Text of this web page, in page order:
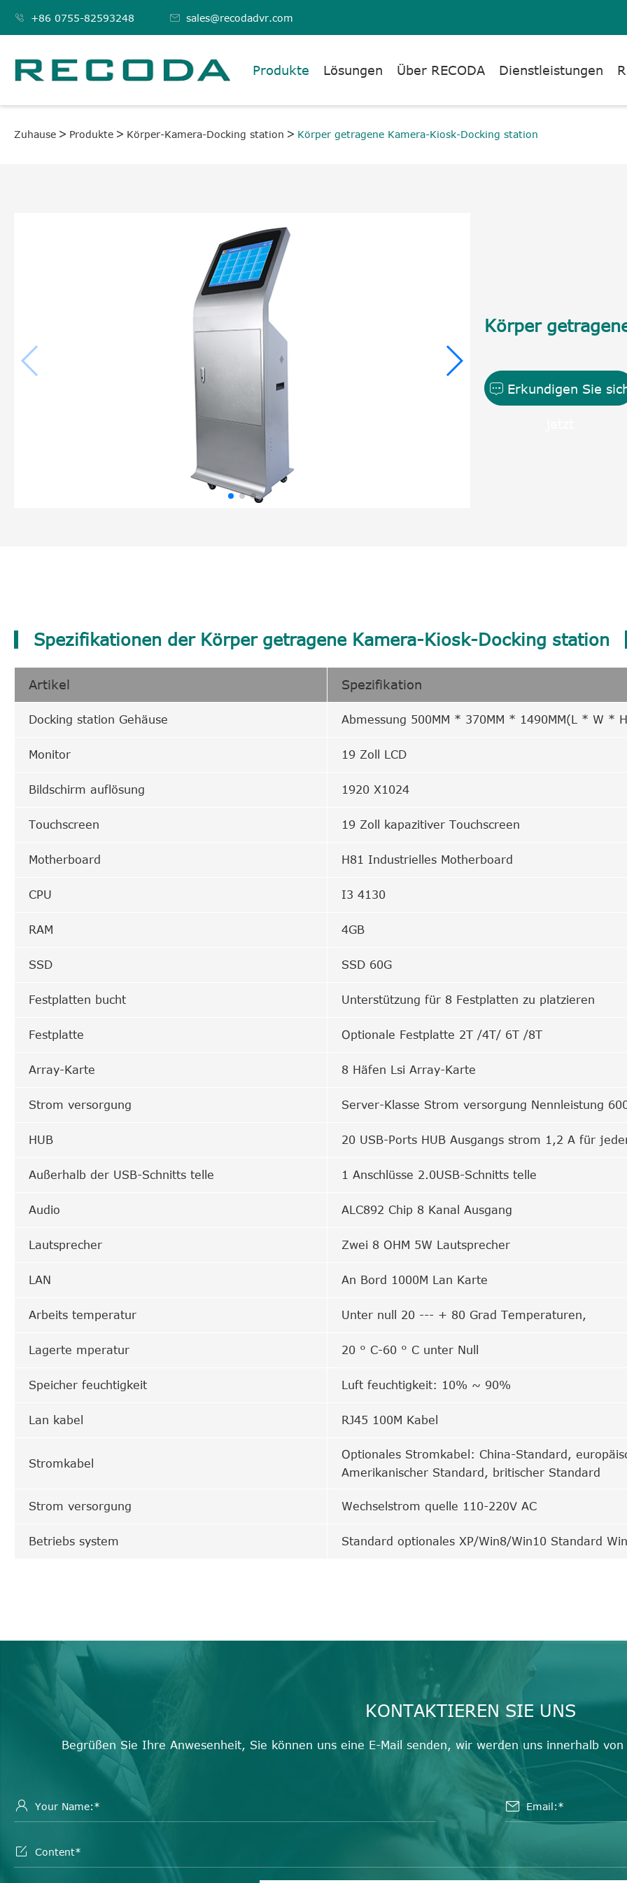
 +86 0755-82593248  sales@recodadvr.com
Produkte Lösungen Über RECODA Dienstleistungen
Zuhause Produkte Körper-Kamera-Docking station Körper getragene Kamera-Kiosk-Docking station
Körper
Erkundigen Sie
Spezifikationen der Körper getragene Kamera-Kiosk-Docking station
Artikel Spezifikation
Docking station Gehäuse Abmessung 500MM * 370MM * 1490MM(L * W *
Monitor 19 Zoll LCD
Bildschirm auflösung 1920 X1024
Touchscreen 19 Zoll kapazitiver Touchscreen
Motherboard H81 Industrielles Motherboard
CPU I3 4130
RAM 4GB
SSD SSD 60G
Festplatten bucht Unterstützung für 8 Festplatten zu platzieren
Festplatte Optionale Festplatte 2T /4T/ 6T /8T
Array-Karte 8 Häfen Lsi Array-Karte
Strom versorgung Server-Klasse Strom versorgung Nennleistung
HUB 20 USB-Ports HUB Ausgangs strom 1,2 A für
Außerhalb der USB-Schnitts telle 1 Anschlüsse 2.0USB-Schnitts telle
Audio ALC892 Chip 8 Kanal Ausgang
Lautsprecher Zwei 8 OHM 5W Lautsprecher
LAN An Bord 1000M Lan Karte
Arbeits temperatur Unter null 20 --- + 80 Grad Temperaturen,
Lagerte mperatur 20 ° C-60 ° C unter Null
Speicher feuchtigkeit Luft feuchtigkeit: 10% ~ 90%
Lan kabel RJ45 100M Kabel
Stromkabel
Optionales Stromkabel: China-Standard,
Amerikanischer Standard, britischer Standard
Strom versorgung Wechselstrom quelle 110-220V AC
Betriebs system Standard optionales XP/Win8/Win10 Standard
KONTAKTIEREN SIE UNS
Begrüßen Sie Ihre Anwesenheit, Sie können uns eine E-Mail senden, wir werden uns innerhalb
 
